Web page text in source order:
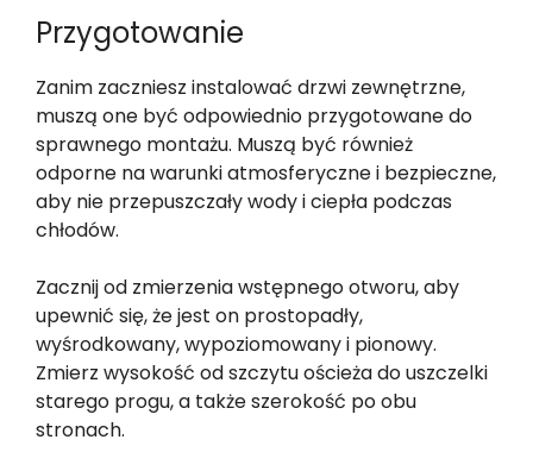
Przygotowanie
Zanim zaczniesz instalować drzwi zewnętrzne,
muszą one być odpowiednio przygotowane do
sprawnego montażu. Muszą być również
odporne na warunki atmosferyczne i bezpieczne,
aby nie przepuszczały wody i ciepła podczas
chłodów.
Zacznij od zmierzenia wstępnego otworu, aby
upewnić się, że jest on prostopadły,
wyśrodkowany, wypoziomowany i pionowy.
Zmierz wysokość od szczytu ościeża do uszczelki
starego progu, a także szerokość po obu
stronach.